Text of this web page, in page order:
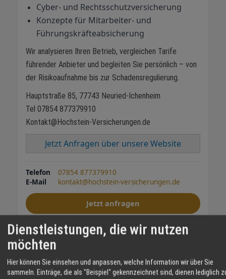
Cyber- und Rechtsschutzversicherung
Konzepte für Mitarbeiter- und
Führungskräfteabsicherung
Wir analysieren Ihren Betrieb, vergleichen Tarife
führender Anbieter und begleiten Sie persönlich – von
der Risikoaufnahme bis zur Schadensregulierung.
Hauptstraße 85, 77743 Neuried-Ichenheim
Tel 07854 877379910
Kontakt@Hochstein-Versicherungen.de
Jetzt Anfragen über unsere Website
Telefon
07854 877379910
E-Mail
kontakt@hochstein-versicherungen.de
Jetzt anfragen
Sicher Effizient Individuell
Dienstleistungen, die wir nutzen
möchten
Hier können Sie einsehen und anpassen, welche Information wir über Sie
sammeln. Einträge, die als "Beispiel" gekennzeichnet sind, dienen lediglich